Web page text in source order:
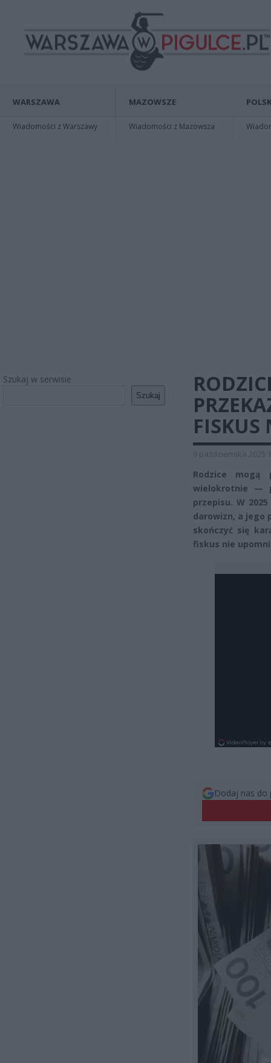
WARSZAWA
Wiadomości z Warszawy
MAZOWSZE
Wiadomości z Mazowsza
Szukaj w serwisie
Szukaj
FISKUS
9 października 2025
Rodzice mogą
wielokrotnie —
przepisu. W
darowizn, a jego
skończyć się
fiskus nie
Dodaj nas do